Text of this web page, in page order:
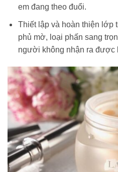
em đang theo đuổi.
Thiết lập và hoàn thiện lớp
phủ mờ, loại phấn sang
người không nhận ra được